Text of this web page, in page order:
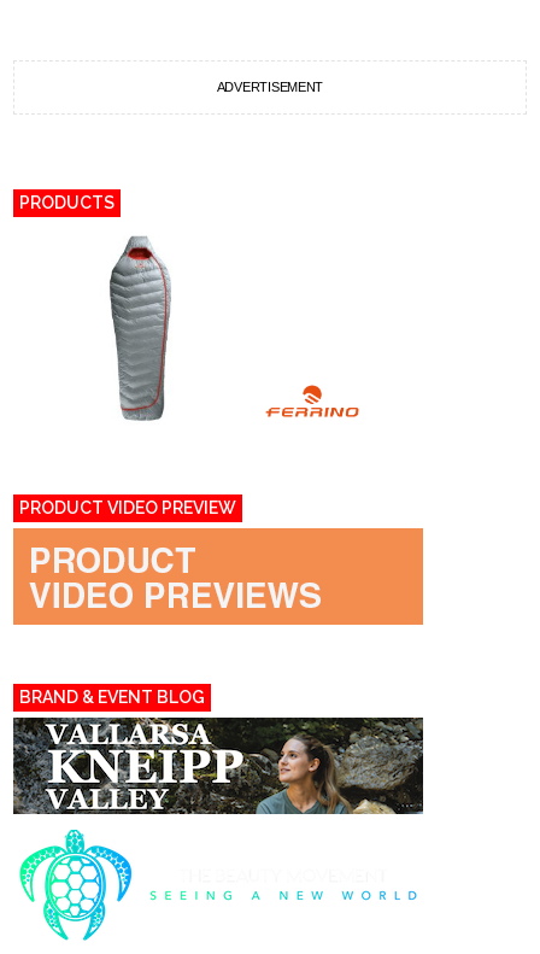
ADVERTISEMENT
PRODUCTS
PRODUCT VIDEO PREVIEW
BRAND & EVENT BLOG